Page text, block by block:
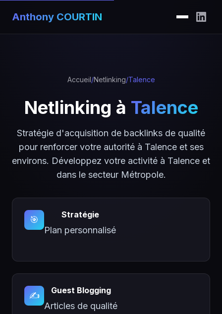
Anthony COURTIN
Accueil/Netlinking/Talence
Netlinking à Talence
Stratégie d'acquisition de backlinks de qualité
pour renforcer votre autorité à Talence et ses
environs. Développez votre activité à Talence et
dans le secteur Métropole.
🎯 Stratégie
Plan personnalisé
✍️ Guest Blogging
Articles de qualité